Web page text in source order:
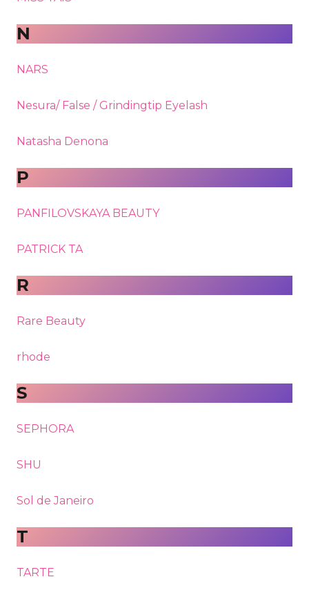
N
NARS
Nesura/ False / Grindingtip Eyelash
Natasha Denona
P
PANFILOVSKAYA BEAUTY
PATRICK TA
R
Rare Beauty
rhode
S
SEPHORA
SHU
Sol de Janeiro
T
TARTE